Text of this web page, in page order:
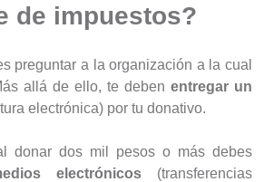
de impuestos?
preguntar a la organización a la cual
allá de ello, te deben entregar un
electrónica) por tu donativo.
donar dos mil pesos o más debes
electrónicos(transferencias